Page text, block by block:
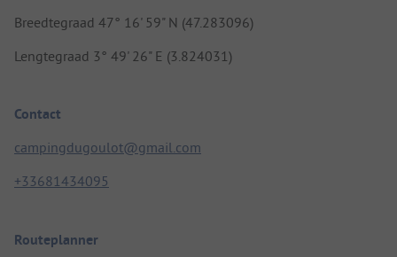
Breedtegraad 47° 16' 59" N (47.283096)
Lengtegraad 3° 49' 26" E (3.824031)
Contact
campingdugoulot@gmail.com
+33681434095
Routeplanner